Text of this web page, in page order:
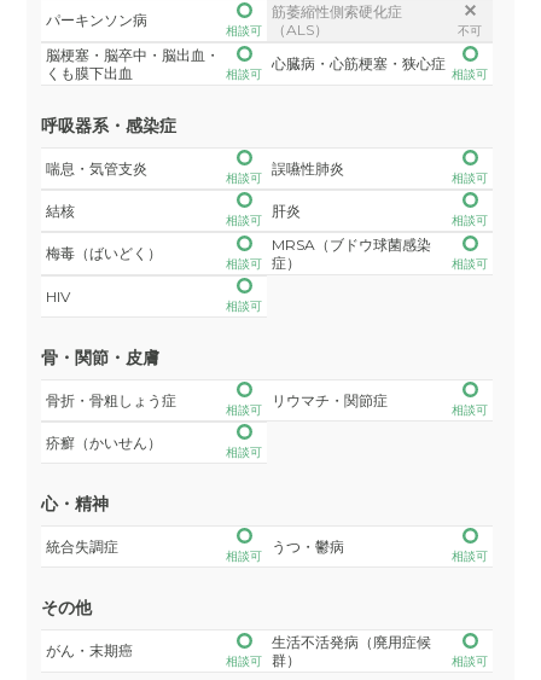
パーキンソン病
相談可
筋萎縮性側索硬化症
（ALS）
不可
脳梗塞・脳卒中・脳出血・
くも膜下出血
相談可
心臓病・心筋梗塞・狭心症
相談可
呼吸器系・感染症
喘息・気管支炎
相談可
誤嚥性肺炎
相談可
結核
相談可
肝炎
相談可
梅毒（ばいどく）
相談可
MRSA（ブドウ球菌感染
症）
相談可
HIV
相談可
骨・関節・皮膚
骨折・骨粗しょう症
相談可
リウマチ・関節症
相談可
疥癬（かいせん）
相談可
心・精神
統合失調症
相談可
うつ・鬱病
相談可
その他
がん・末期癌
相談可
生活不活発病（廃用症候
群）
相談可